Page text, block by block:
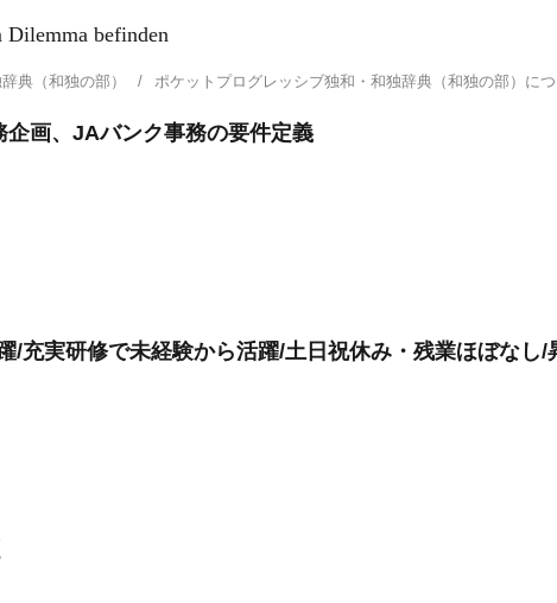
Dilemma befinden
典（和独の部） ポケットプログレッシブ独和・和独辞典（和独の部）
企画、JAバンク事務の要件定義
/充実研修で未経験から活躍/土日祝休み・残業ほぼなし/